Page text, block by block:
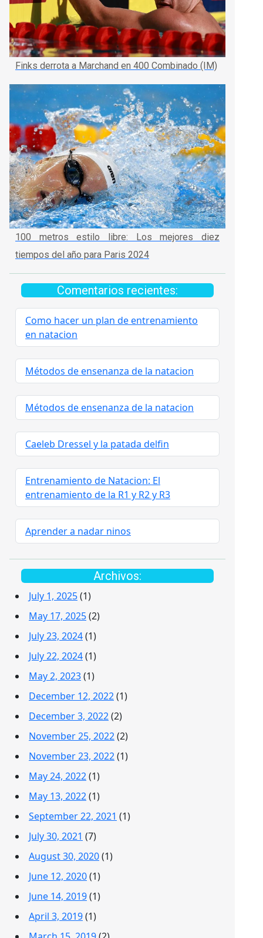
Finks derrota a Marchand en 400 Combinado (IM)
100 metros estilo libre: Los mejores diez
tiempos del año para Paris 2024
Comentarios recientes:
Como hacer un plan de entrenamiento
en natacion
Métodos de ensenanza de la natacion
Métodos de ensenanza de la natacion
Caeleb Dressel y la patada delfin
Entrenamiento de Natacion: El
entrenamiento de la R1 y R2 y R3
Aprender a nadar ninos
Archivos:
July 1, 2025(1)
May 17, 2025(2)
July 23, 2024(1)
July 22, 2024(1)
May 2, 2023(1)
December 12, 2022(1)
December 3, 2022(2)
November 25, 2022(2)
November 23, 2022(1)
May 24, 2022(1)
May 13, 2022(1)
September 22, 2021 (1)
July 30, 2021 (7)
August 30, 2020(1)
June 12, 2020(1)
June 14, 2019(1)
April 3, 2019(1)